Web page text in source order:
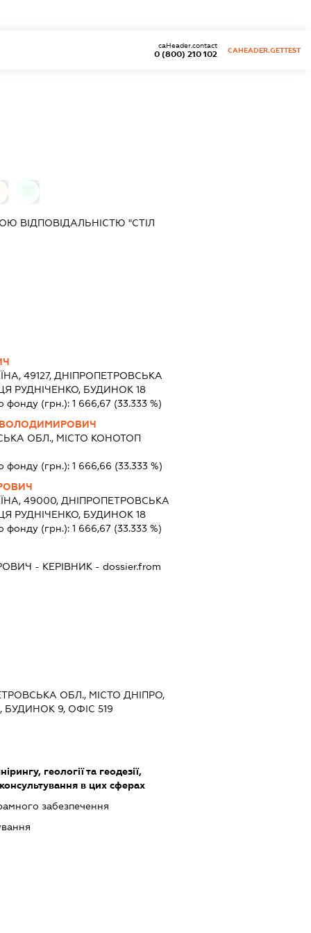
0 (800) 210 102
caHeader.contact
CAHEADER.GETTEST
ВІДПОВІДАЛЬНІСТЮ "СТІЛ
49127, ДНІПРОПЕТРОВСЬКА
РУДНІЧЕНКО, БУДИНОК 18
фонду (грн.):1 666,67 (33.333 %)
ОБЛ., МІСТО КОНОТОП
фонду (грн.):1 666,66 (33.333 %)
49000, ДНІПРОПЕТРОВСЬКА
РУДНІЧЕНКО, БУДИНОК 18
фонду (грн.):1 666,67 (33.333 %)
- КЕРІВНИК - dossier.from
ОБЛ., МІСТО ДНІПРО,
9, ОФІС 519
геології та геодезії,
в цих сферах
забезпечення